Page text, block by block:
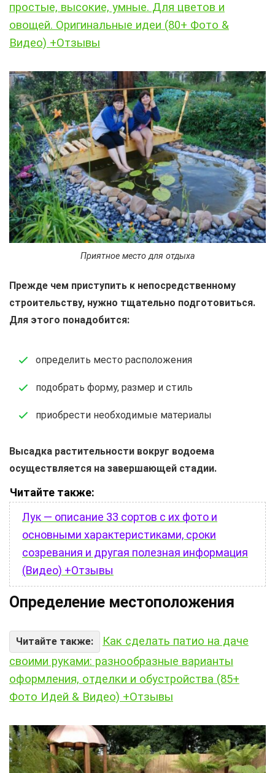
простые, высокие, умные. Для цветов и
овощей. Оригинальные идеи (80+ Фото &
Видео) +Отзывы
Приятное место для отдыха
Прежде чем приступить к непосредственному
строительству, нужно тщательно подготовиться.
Для этого понадобится:
определить место расположения
подобрать форму, размер и стиль
приобрести необходимые материалы
Высадка растительности вокруг водоема
осуществляется на завершающей стадии.
Читайте также:
Лук — описание 33 сортов с их фото и
основными характеристиками, сроки
созревания и другая полезная информация
(Видео) +Отзывы
Определение местоположения
Читайте также:
Как сделать патио на даче
своими руками: разнообразные варианты
оформления, отделки и обустройства (85+
Фото Идей & Видео) +Отзывы